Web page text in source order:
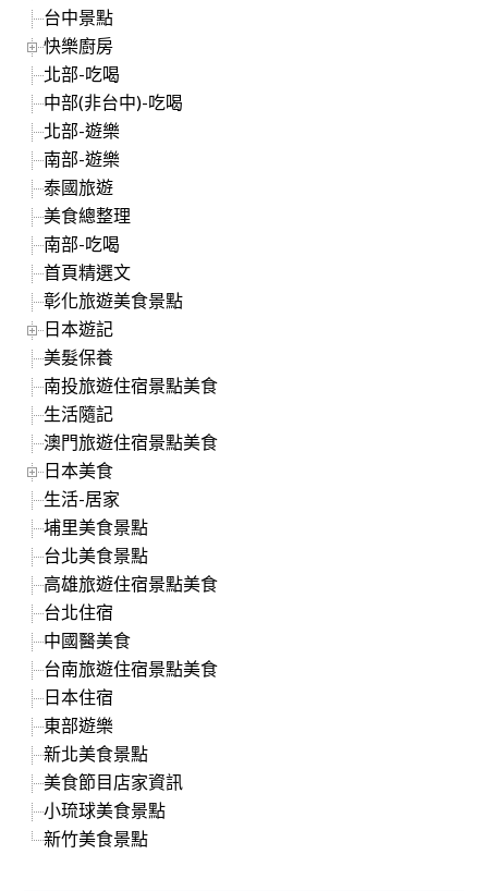
台中景點
快樂廚房
北部-吃喝
中部(非台中)-吃喝
北部-遊樂
南部-遊樂
泰國旅遊
美食總整理
南部-吃喝
首頁精選文
彰化旅遊美食景點
日本遊記
美髮保養
南投旅遊住宿景點美食
生活隨記
澳門旅遊住宿景點美食
日本美食
生活-居家
埔里美食景點
台北美食景點
高雄旅遊住宿景點美食
台北住宿
中國醫美食
台南旅遊住宿景點美食
日本住宿
東部遊樂
新北美食景點
美食節目店家資訊
小琉球美食景點
新竹美食景點